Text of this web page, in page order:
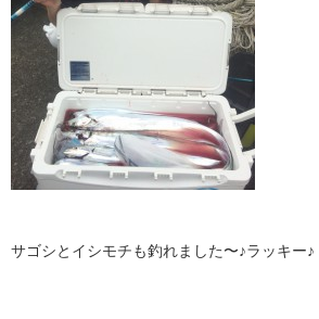
サゴシとイシモチも釣れました〜♪ラッキー♪